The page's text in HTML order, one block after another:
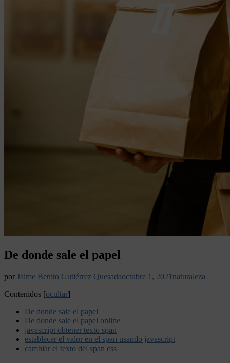
De donde sale el papel
por Jaime Benito Gutiérrez Quesadaoctubre 1, 2021 naturaleza
Contenidos [ocultar]
De donde sale el papel
De donde sale el papel online
javascript obtener texto span
establecer el valor en el span usando javascript
cambiar el texto del span css